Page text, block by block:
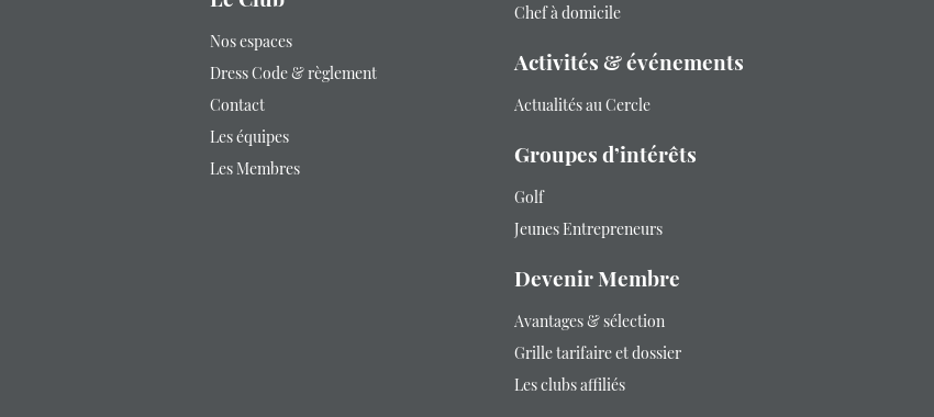
Nos espaces
Dress Code & règlement
Contact
Les équipes
Les Membres
Chef à domicile
Activités & événements
Actualités au Cercle
Groupes d’intérêts
Golf
Jeunes Entrepreneurs
Devenir Membre
Avantages & sélection
Grille tarifaire et dossier
Les clubs affiliés